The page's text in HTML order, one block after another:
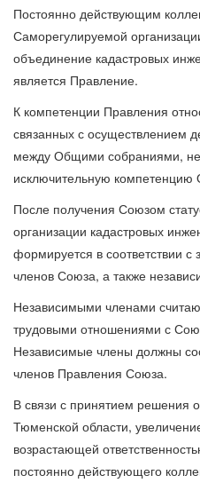
Постоянно действующим
Саморегулируемой
объединение кадастровых
является Правление.
К компетенции Правления
связанных с осуществлением
между Общими собраниями,
исключительную
После получения Союзом
организации кадастровых
формируется в соответствии с
членов Союза, а также
Независимыми членами
трудовыми отношениями с
Независимые члены должны
членов Правления Союза.
В связи с принятием решения
Тюменской области,
возрастающей
постоянно действующего